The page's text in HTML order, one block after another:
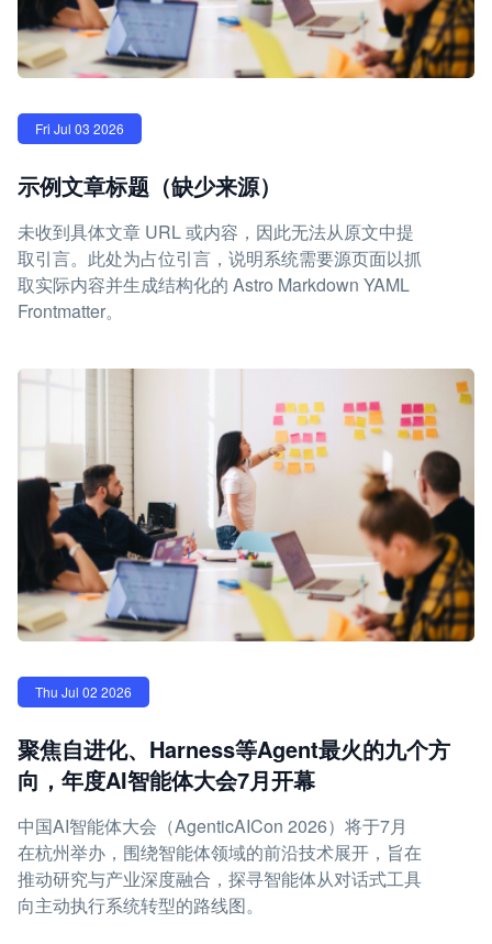
Fri Jul 03 2026
示例文章标题（缺少来源）
未收到具体文章 URL 或内容，因此无法从原文中提
取引言。此处为占位引言，说明系统需要源页面以抓
取实际内容并生成结构化的 Astro Markdown YAML
Frontmatter。
Thu Jul 02 2026
聚焦自进化、Harness等Agent最火的九个方
向，年度AI智能体大会7月开幕
中国AI智能体大会（AgenticAICon 2026）将于7月
在杭州举办，围绕智能体领域的前沿技术展开，旨在
推动研究与产业深度融合，探寻智能体从对话式工具
向主动执行系统转型的路线图。